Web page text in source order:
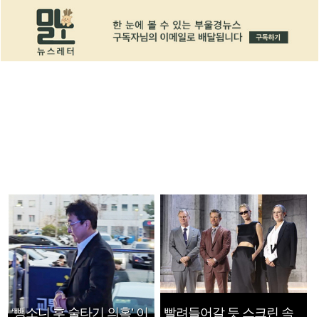
‘뺑소니 후 술타기 의혹’ 이 빨려들어갈 듯 스크린 속